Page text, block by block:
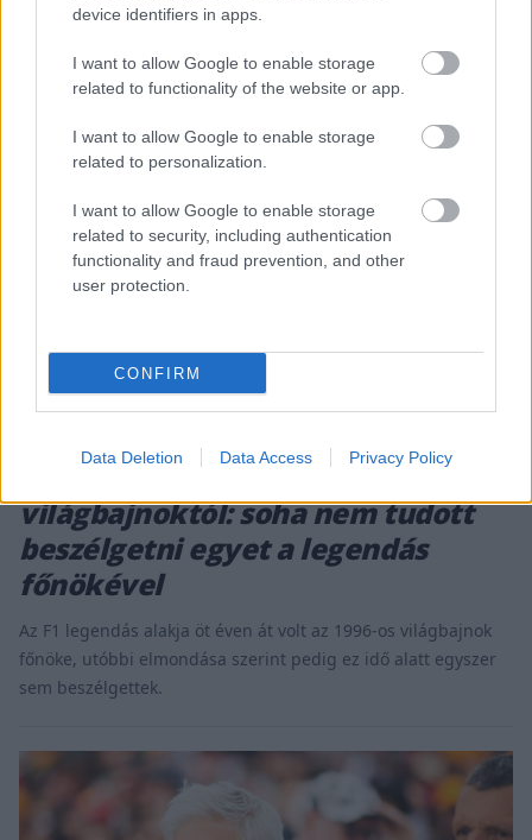
device identifiers in apps.
I want to allow Google to enable storage
related to functionality of the website or app.
I want to allow Google to enable storage
related to personalization.
I want to allow Google to enable storage
related to security, including authentication
functionality and fraud prevention, and other
user protection.
CONFIRM
Data Deletion Data Access Privacy Policy
maradt számára hely. Egy podcastban fedte fel, hogy miért
Meglepő beismerés az F1-es
világbajnoktól: soha nem tudott
beszélgetni egyet a legendás
főnökével
Az F1 legendás alakja öt éven át volt az 1996-os világbajnok
főnöke, utóbbi elmondása szerint pedig ez idő alatt egyszer
sem beszélgettek.